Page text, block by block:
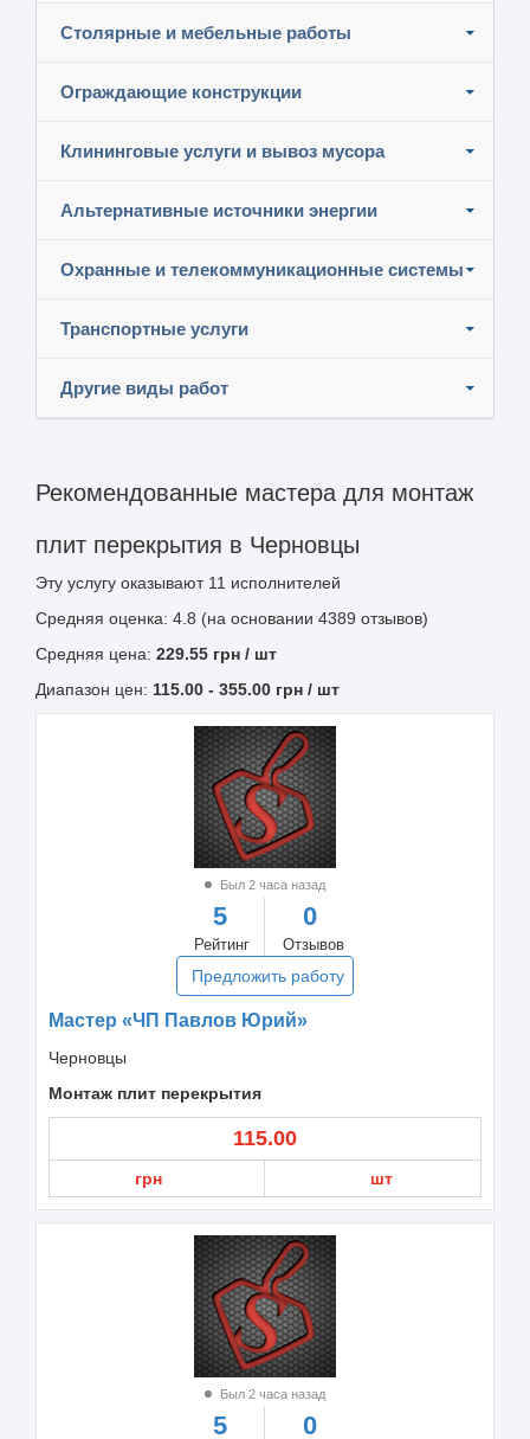
Столярные и мебельные работы
Ограждающие конструкции
Клининговые услуги и вывоз мусора
Альтернативные источники энергии
Охранные и телекоммуникационные системы
Транспортные услуги
Другие виды работ
Рекомендованные мастера для монтаж
плит перекрытия в Черновцы
Эту услугу оказывают 11 исполнителей
Средняя оценка: 4.8 (на основании 4389 отзывов)
Средняя цена: 229.55 грн / шт
Диапазон цен: 115.00 - 355.00 грн / шт
Был 2 часа назад
5
Рейтинг
0
Отзывов
Предложить работу
Мастер «ЧП Павлов Юрий»
Черновцы
Монтаж плит перекрытия
115.00
грн шт
Был 2 часа назад
5 0